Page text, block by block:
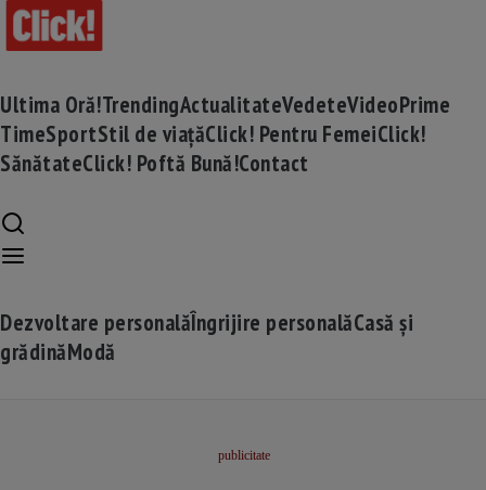
Ultima Oră!TrendingActualitateVedeteVideoPrime
TimeSportStil de viațăClick! Pentru FemeiClick!
SănătateClick! Poftă Bună!Contact
Dezvoltare personalăÎngrijire personalăCasă și
grădinăModă